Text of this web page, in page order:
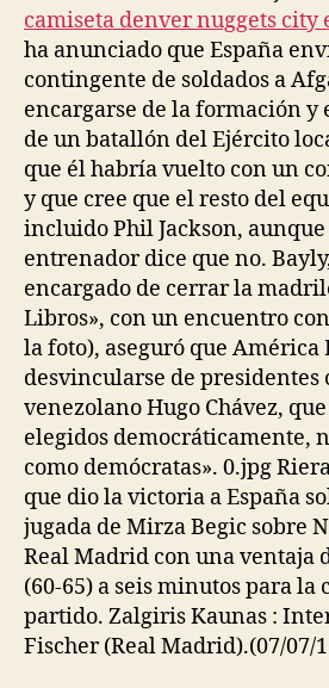
camiseta denver nuggets city
ha anunciado que España
contingente de soldados a
encargarse de la formación
de un batallón del Ejército
que él habría vuelto con un
y que cree que el resto del
incluido Phil Jackson,
entrenador dice que no.
encargado de cerrar la
Libros», con un encuentro
la foto), aseguró que América
desvincularse de presidentes
venezolano Hugo Chávez,
elegidos democráticamente,
como demócratas». 0.jpg
que dio la victoria a España
jugada de Mirza Begic sobre
Real Madrid con una ventaja
(60-65) a seis minutos para la
partido. Zalgiris Kaunas :
Fischer (Real Madrid).(07/07/